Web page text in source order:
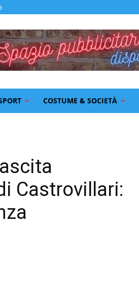
COSTUME & SOCIETÀ
Castrovillari: